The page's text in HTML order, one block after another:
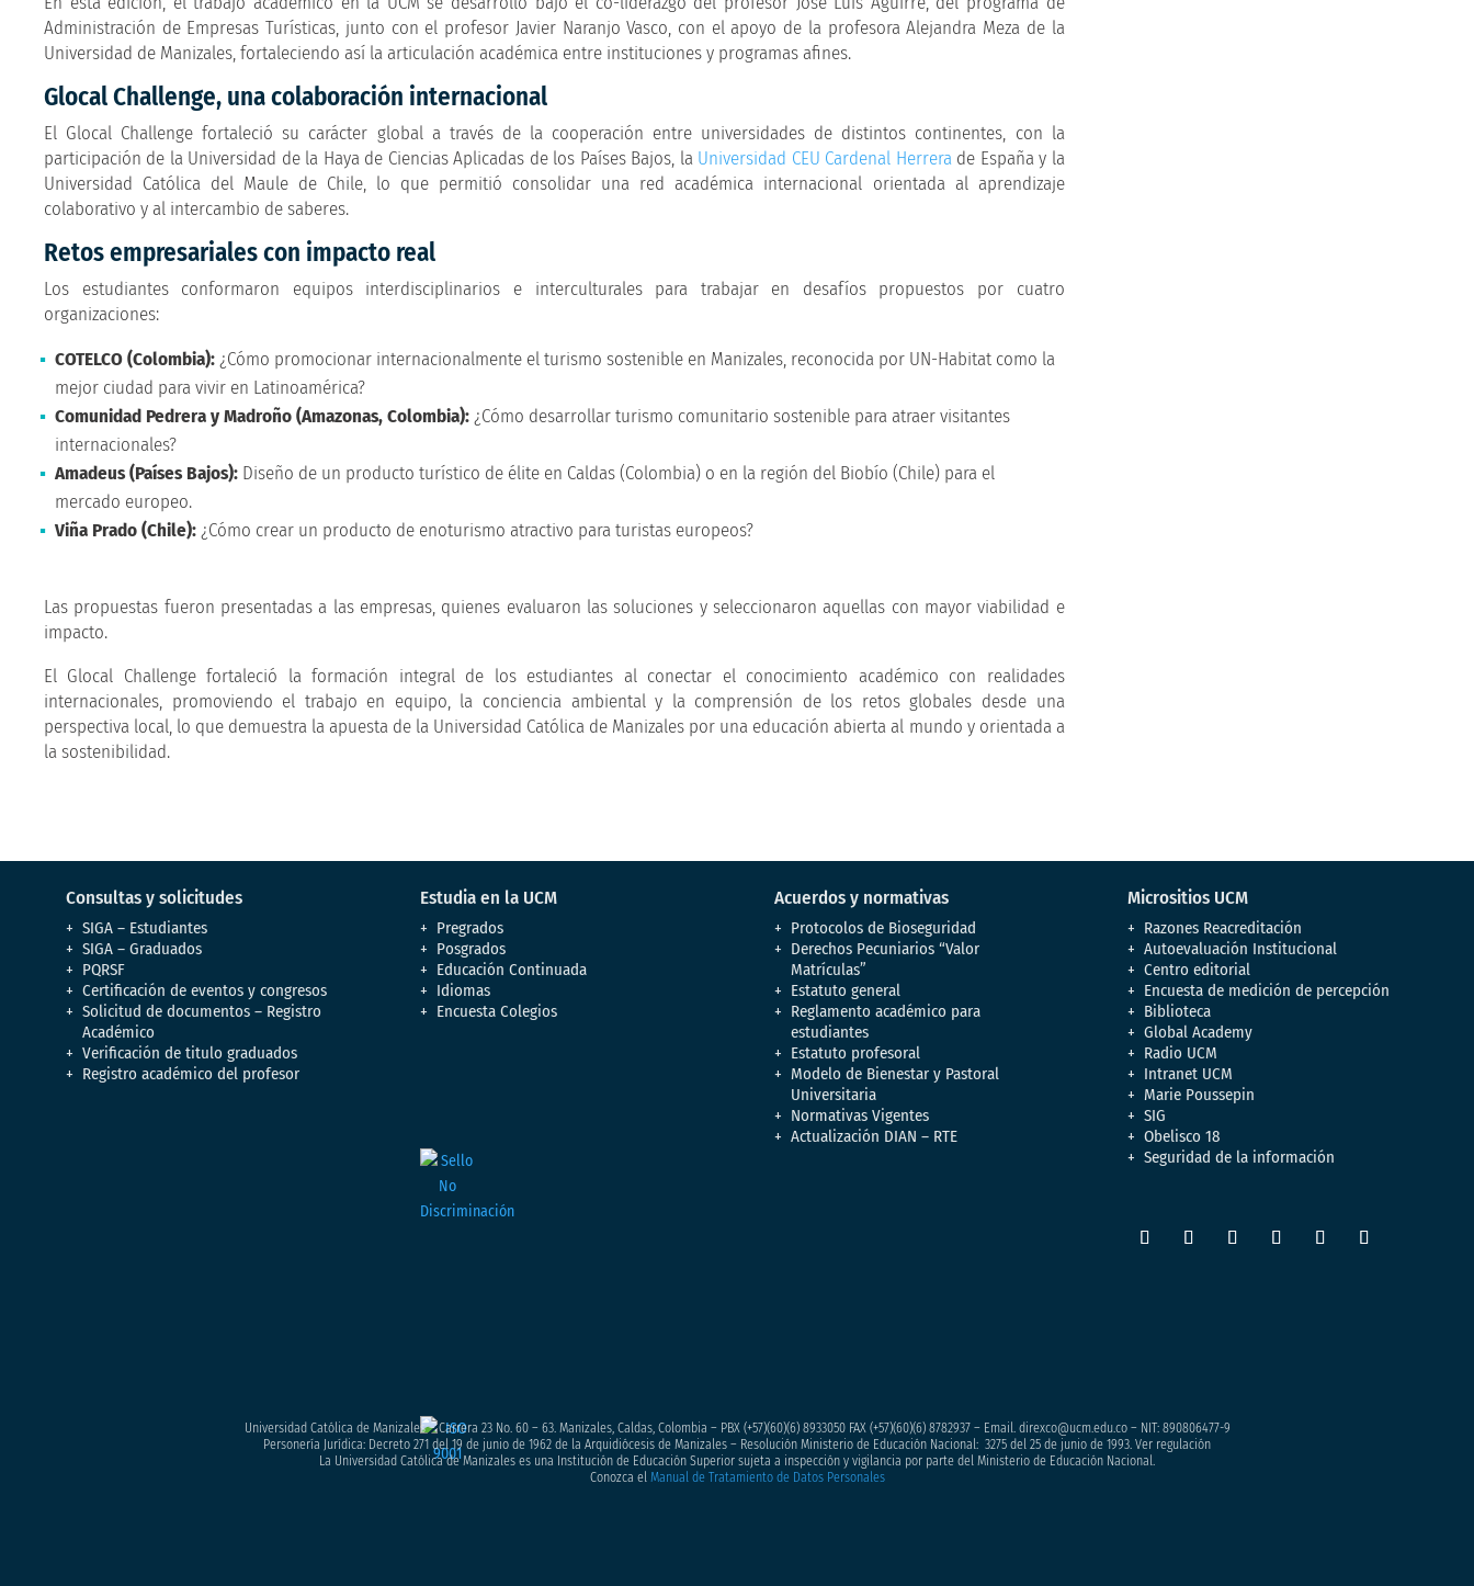
Administración de Empresas Turísticas, junto con el profesor Javier Naranjo Vasco, con el apoyo de la profesora Alejandra Meza de la
Universidad de Manizales, fortaleciendo así la articulación académica entre instituciones y programas afines.
Glocal Challenge, una colaboración internacional
El Glocal Challenge fortaleció su carácter global a través de la cooperación entre universidades de distintos continentes, con la
participación de la Universidad de la Haya de Ciencias Aplicadas de los Países Bajos, la Universidad CEU Cardenal Herrerade España y la
Universidad Católica del Maule de Chile, lo que permitió consolidar una red académica internacional orientada al aprendizaje
colaborativo y al intercambio de saberes.
Retos empresariales con impacto real
Los estudiantes conformaron equipos interdisciplinarios e interculturales para trabajar en desafíos propuestos por cuatro
organizaciones:
COTELCO (Colombia): ¿Cómo promocionar internacionalmente el turismo sostenible en Manizales, reconocida por UN-Habitat como la
mejor ciudad para vivir en Latinoamérica?
Comunidad Pedrera y Madroño (Amazonas, Colombia): ¿Cómo desarrollar turismo comunitario sostenible para atraer visitantes
internacionales?
Amadeus (Países Bajos): Diseño de un producto turístico de élite en Caldas (Colombia) o en la región del Biobío (Chile) para el
mercado europeo.
Viña Prado (Chile): ¿Cómo crear un producto de enoturismo atractivo para turistas europeos?
Las propuestas fueron presentadas a las empresas, quienes evaluaron las soluciones y seleccionaron aquellas con mayor viabilidad e
impacto.
El Glocal Challenge fortaleció la formación integral de los estudiantes al conectar el conocimiento académico con realidades
internacionales, promoviendo el trabajo en equipo, la conciencia ambiental y la comprensión de los retos globales desde una
perspectiva local, lo que demuestra la apuesta de la Universidad Católica de Manizales por una educación abierta al mundo y orientada a
la sostenibilidad.
Consultas y solicitudes
SIGA – Estudiantes
SIGA – Graduados
PQRSF
Certificación de eventos y congresos
Solicitud de documentos – Registro
Académico
Verificación de titulo graduados
Registro académico del profesor
Estudia en la UCM
Pregrados
Posgrados
Educación Continuada
Idiomas
Encuesta Colegios
Acuerdos y normativas
Protocolos de Bioseguridad
Derechos Pecuniarios “Valor
Matrículas”
Estatuto general
Reglamento académico para
estudiantes
Estatuto profesoral
Modelo de Bienestar y Pastoral
Universitaria
Normativas Vigentes
Actualización DIAN – RTE
Micrositios UCM
Razones Reacreditación
Autoevaluación Institucional
Centro editorial
Encuesta de medición de percepción
Biblioteca
Global Academy
Radio UCM
Intranet UCM
Marie Poussepin
SIG
Obelisco 18
Seguridad de la información
Universidad Católica de Manizales – Carrera 23 No. 60 – 63. Manizales, Caldas, Colombia – PBX (+57)(60)(6) 8933050FAX (+57)(60)(6) 8782937 – Email. direxco@ucm.edu.co – NIT: 890806477-9
Personería Jurídica: Decreto 271 del 19 de junio de 1962 de la Arquidiócesis de Manizales – Resolución Ministerio de Educación Nacional: 3275 del 25 de junio de 1993. Ver regulación
La Universidad Católica de Manizales es una Institución de Educación Superior sujeta a inspección y vigilancia por parte del Ministerio de Educación Nacional.
Conozca el Manual de Tratamiento de Datos Personales